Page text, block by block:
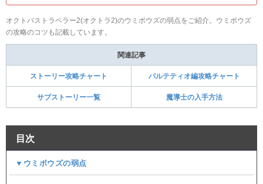
オクトパストラベラー2(オクトラ2)のウミボウズの弱点をご紹介。ウミボウズ
の攻略のコツも記載しています。
関連記事
ストーリー攻略チャート パルテティオ編攻略チャート
サブストーリー一覧 魔導士の入手方法
目次
▼ウミボウズの弱点